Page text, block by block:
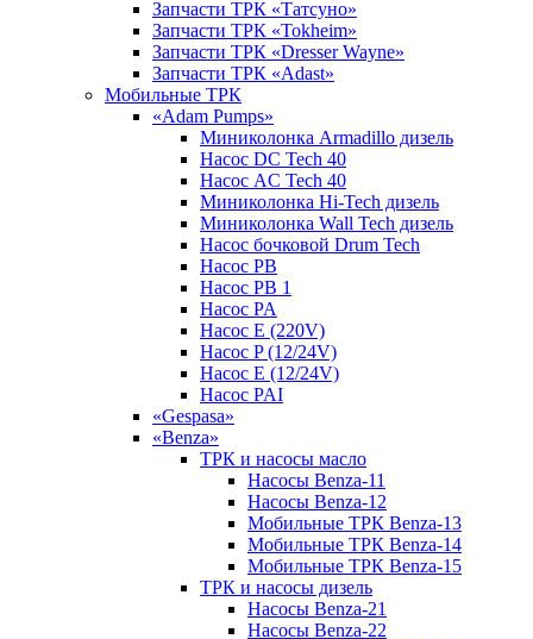
Запчасти ТРК «Татсуно»
Запчасти ТРК «Tokheim»
Запчасти ТРК «Dresser Wayne»
Запчасти ТРК «Adast»
Мобильные ТРК
«Adam Pumps»
Миниколонка Armadillo дизель
Насос DC Tech 40
Насос AC Tech 40
Миниколонка Hi-Tech дизель
Миниколонка Wall Tech дизель
Насос бочковой Drum Tech
Насос PB
Насос PB 1
Насос PA
Насос E (220V)
Насос P (12/24V)
Насос E (12/24V)
Насос PAI
«Gespasa»
«Benza»
ТРК и насосы масло
Насосы Benza-11
Насосы Benza-12
Мобильные ТРК Benza-13
Мобильные ТРК Benza-14
Мобильные ТРК Benza-15
ТРК и насосы дизель
Насосы Benza-21
Насосы Benza-22